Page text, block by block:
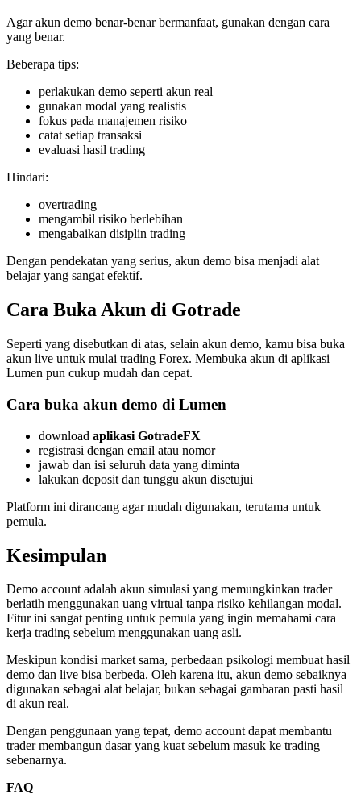
Agar akun demo benar-benar bermanfaat, gunakan dengan cara
yang benar.
Beberapa tips:
perlakukan demo seperti akun real
gunakan modal yang realistis
fokus pada manajemen risiko
catat setiap transaksi
evaluasi hasil trading
Hindari:
overtrading
mengambil risiko berlebihan
mengabaikan disiplin trading
Dengan pendekatan yang serius, akun demo bisa menjadi alat
belajar yang sangat efektif.
Cara Buka Akun di Gotrade
Seperti yang disebutkan di atas, selain akun demo, kamu bisa buka
akun live untuk mulai trading Forex. Membuka akun di aplikasi
Lumen pun cukup mudah dan cepat.
Cara buka akun demo di Lumen
download aplikasi GotradeFX
registrasi dengan email atau nomor
jawab dan isi seluruh data yang diminta
lakukan deposit dan tunggu akun disetujui
Platform ini dirancang agar mudah digunakan, terutama untuk
pemula.
Kesimpulan
Demo account adalah akun simulasi yang memungkinkan trader
berlatih menggunakan uang virtual tanpa risiko kehilangan modal.
Fitur ini sangat penting untuk pemula yang ingin memahami cara
kerja trading sebelum menggunakan uang asli.
Meskipun kondisi market sama, perbedaan psikologi membuat hasil
demo dan live bisa berbeda. Oleh karena itu, akun demo sebaiknya
digunakan sebagai alat belajar, bukan sebagai gambaran pasti hasil
di akun real.
Dengan penggunaan yang tepat, demo account dapat membantu
trader membangun dasar yang kuat sebelum masuk ke trading
sebenarnya.
FAQ